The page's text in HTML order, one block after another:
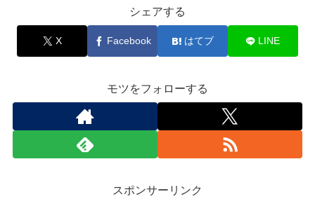
シェアする
X Facebook はてブ LINE
モツをフォローする
スポンサーリンク